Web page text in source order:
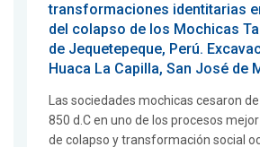
transformaciones identitarias
del colapso de los Mochicas
de Jequetepeque, Perú.
Huaca La Capilla, San José de
Las sociedades mochicas cesaron
850 d.C en uno de los procesos
de colapso y transformación social